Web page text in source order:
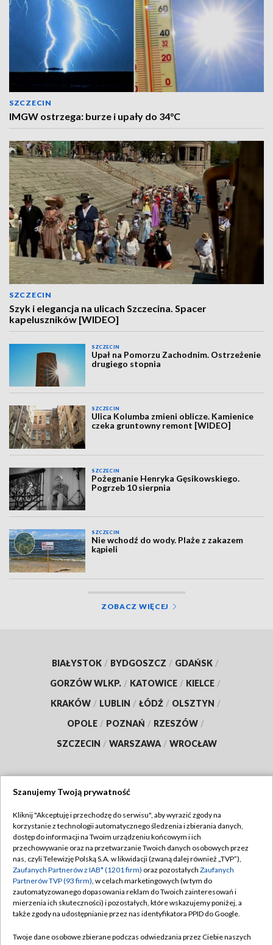
SZCZECIN
IMGW ostrzega: burze i upały do 34°C
SZCZECIN
Szyk i elegancja na ulicach Szczecina. Spacer
kapeluszników [WIDEO]
SZCZECIN
Upał na Pomorzu Zachodnim. Ostrzeżenie
drugiego stopnia
SZCZECIN
Ulica Kolumba zmieni oblicze. Kamienice
czeka gruntowny remont [WIDEO]
SZCZECIN
Pożegnanie Henryka Gęsikowskiego.
Pogrzeb 10 sierpnia
SZCZECIN
Nie wchodź do wody. Plaże z zakazem
kąpieli
ZOBACZ WIĘCEJ
BIAŁYSTOK / BYDGOSZCZ / GDAŃSK /
GORZÓW WLKP. / KATOWICE / KIELCE /
KRAKÓW / LUBLIN / ŁÓDŹ / OLSZTYN /
OPOLE / POZNAŃ / RZESZÓW /
SZCZECIN / WARSZAWA / WROCŁAW
TVP
Abonament TVP
Emisja w TVP
Centrum informacji TVP
Naziemna Telewizja Cyfrowa
Regulamin TVP
Polityka prywatności
Moje zgody
Pomoc
Szanujemy Twoją prywatność
Kliknij "Akceptuję i przechodzę do serwisu", aby wyrazić zgody na
korzystanie z technologii automatycznego śledzenia i zbierania danych,
dostęp do informacji na Twoim urządzeniu końcowym i ich
przechowywanie oraz na przetwarzanie Twoich danych osobowych przez
nas, czyli Telewizję Polską S.A. w likwidacji (zwaną dalej również „TVP”),
Zaufanych Partnerów z IAB* (1201 firm) oraz pozostałych Zaufanych
Partnerów TVP (93 firm), w celach marketingowych (w tym do
zautomatyzowanego dopasowania reklam do Twoich zainteresowań i
mierzenia ich skuteczności) i pozostałych, które wskazujemy poniżej, a
także zgody na udostępnianie przez nas identyfikatora PPID do Google.
Twoje dane osobowe zbierane podczas odwiedzania przez Ciebie naszych